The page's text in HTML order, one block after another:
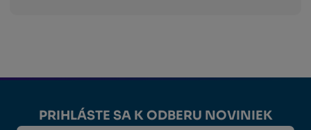
PRIHLÁSTE SA K ODBERU NOVINIEK